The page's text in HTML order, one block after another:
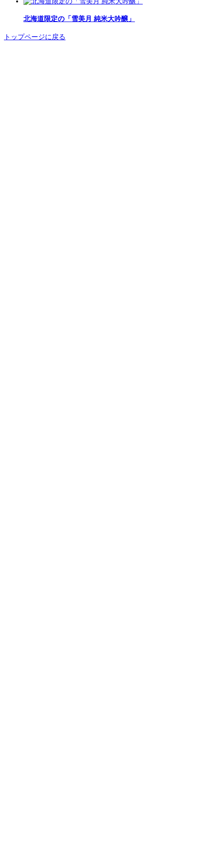
北海道限定の「雪美月 純米大吟醸」
トップページに戻る